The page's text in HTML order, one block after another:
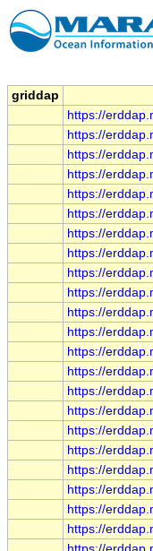
griddap
https://
https://
https://
https://
https://
https://
https://
https://
https://
https://
https://
https://
https://
https://
https://
https://
https://
https://
https://
https://
https://
https://